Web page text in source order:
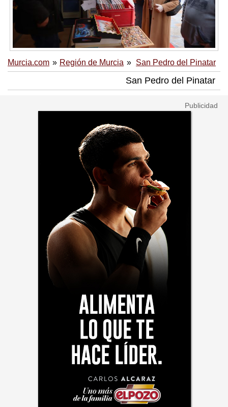
Murcia.com Región de Murcia San Pedro del Pinatar
San Pedro del Pinatar